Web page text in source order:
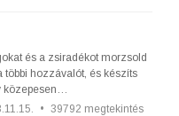
és a zsiradékot morzsold
hozzávalót, és készíts
közepesen…
• 39792 megtekintés